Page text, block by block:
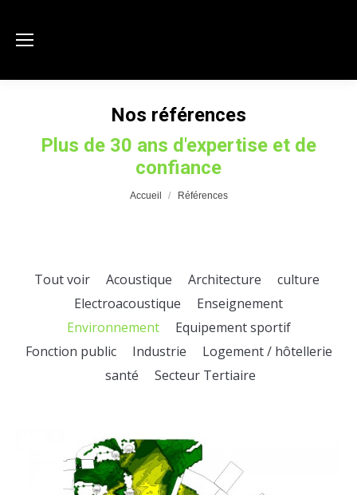
Nos références
Plus de 30 ans d'expertise et de
confiance
Accueil Références
Tout voir Acoustique Architecture
culture
Electroacoustique
Enseignement
Environnement
Equipement sportif
Fonction public
Industrie
Logement / hôtellerie
santé
Secteur Tertiaire